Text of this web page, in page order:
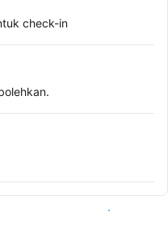
check-in
Lihat ketersediaan